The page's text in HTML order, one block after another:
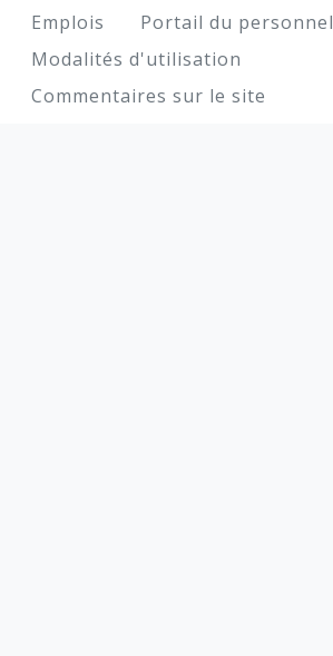
Footer
Emplois
Portail du personnel
Modalités d'utilisation
Commentaires sur le site